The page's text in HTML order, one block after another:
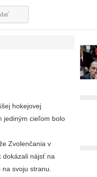
hokejovej
jediným cieľom bolo
Zvolenčania v
dokázali nájsť na
svoju stranu.